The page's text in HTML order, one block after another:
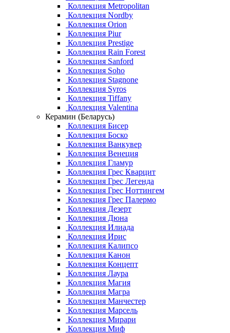
Коллекция Metropolitan
Коллекция Nordby
Коллекция Orion
Коллекция Piur
Коллекция Prestige
Коллекция Rain Forest
Коллекция Sanford
Коллекция Soho
Коллекция Stagnone
Коллекция Syros
Коллекция Tiffany
Коллекция Valentina
Керамин (Беларусь)
Коллекция Бисер
Коллекция Боско
Коллекция Ванкувер
Коллекция Венеция
Коллекция Гламур
Коллекция Грес Кварцит
Коллекция Грес Легенда
Коллекция Грес Ноттингем
Коллекция Грес Палермо
Коллекция Дезерт
Коллекция Дюна
Коллекция Илиада
Коллекция Ирис
Коллекция Калипсо
Коллекция Канон
Коллекция Концепт
Коллекция Лаура
Коллекция Магия
Коллекция Магра
Коллекция Манчестер
Коллекция Марсель
Коллекция Мирари
Коллекция Миф